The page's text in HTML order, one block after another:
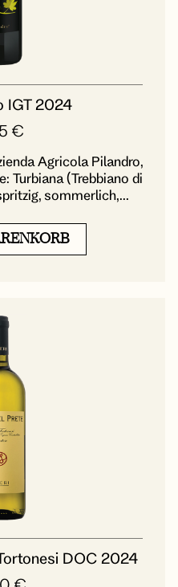
IGT 2024
€
Agricola Pilandro,
Turbiana (Trebbiano di
sommerlich,...
DOC 2024